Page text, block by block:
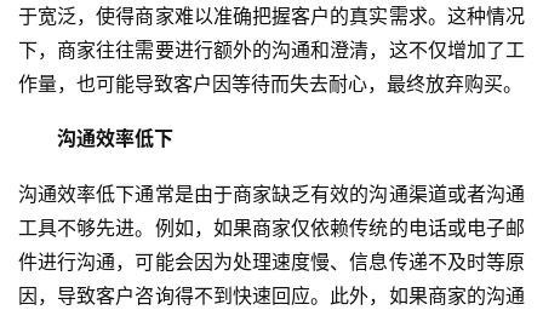
于宽泛，使得商家难以准确把握客户的真实需求。这种情况
下，商家往往需要进行额外的沟通和澄清，这不仅增加了工
作量，也可能导致客户因等待而失去耐心，最终放弃购买。
沟通效率低下
沟通效率低下通常是由于商家缺乏有效的沟通渠道或者沟通
工具不够先进。例如，如果商家仅依赖传统的电话或电子邮
件进行沟通，可能会因为处理速度慢、信息传递不及时等原
因，导致客户咨询得不到快速回应。此外，如果商家的沟通